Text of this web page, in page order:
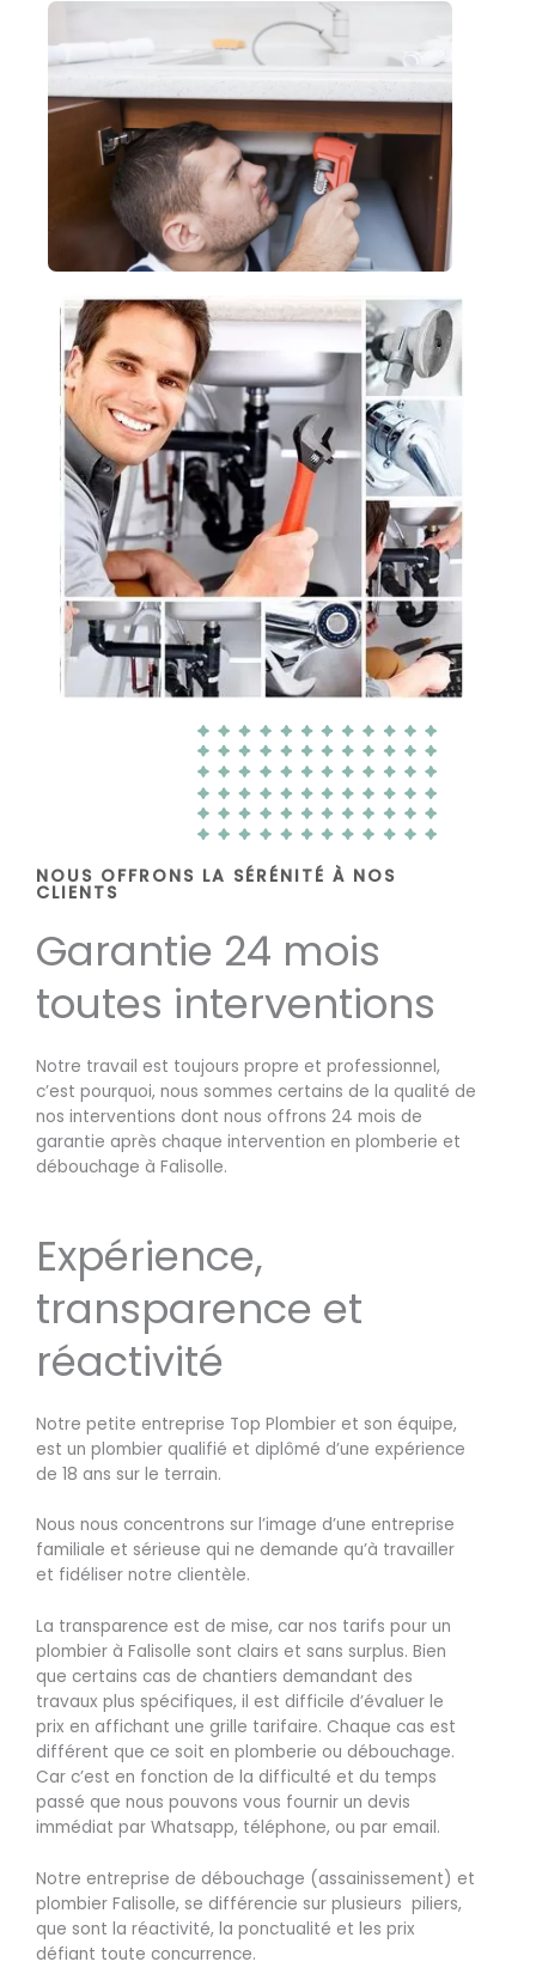
NOUS OFFRONS LA SÉRÉNITÉ À NOS
CLIENTS
Garantie 24 mois
toutes interventions
Notre travail est toujours propre et professionnel,
c’est pourquoi, nous sommes certains de la qualité de
nos interventions dont nous offrons 24 mois de
garantie après chaque intervention en plomberie et
débouchage à Falisolle.
Expérience,
transparence et
réactivité
Notre petite entreprise Top Plombier et son équipe,
est un plombier qualifié et diplômé d’une expérience
de 18 ans sur le terrain.
Nous nous concentrons sur l’image d’une entreprise
familiale et sérieuse qui ne demande qu’à travailler
et fidéliser notre clientèle.
La transparence est de mise, car nos tarifs pour un
plombier à Falisolle sont clairs et sans surplus. Bien
que certains cas de chantiers demandant des
travaux plus spécifiques, il est difficile d’évaluer le
prix en affichant une grille tarifaire. Chaque cas est
différent que ce soit en plomberie ou débouchage.
Car c’est en fonction de la difficulté et du temps
passé que nous pouvons vous fournir un devis
immédiat par Whatsapp, téléphone, ou par email.
Notre entreprise de débouchage (assainissement) et
plombier Falisolle, se différencie sur plusieurs piliers,
que sont la réactivité, la ponctualité et les prix
défiant toute concurrence.